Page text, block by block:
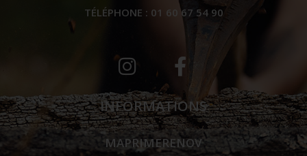
TÉLÉPHONE : 01 60 67 54 90‬
INFORMATIONS
MAPRIMERENOV